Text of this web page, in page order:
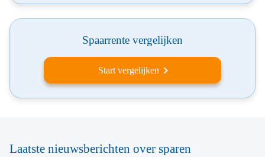
Spaarrente vergelijken
Start vergelijken
Laatste nieuwsberichten over sparen